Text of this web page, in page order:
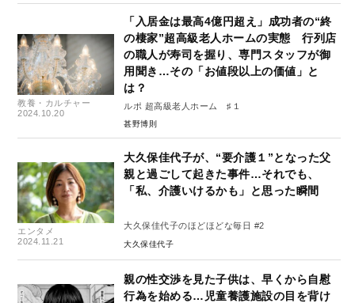
教養・カルチャー
2024.10.20
「入居金は最高4億円超え」成功者の“終
の棲家”超高級老人ホームの実態 行列店
の職人が寿司を握り、専門スタッフが御
用聞き…その「お値段以上の価値」と
は？
ルポ 超高級老人ホーム ♯１
甚野博則
エンタメ
2024.11.21
大久保佳代子が、“要介護１”となった父
親と過ごして起きた事件…それでも、
「私、介護いけるかも」と思った瞬間
大久保佳代子のほどほどな毎日 #2
大久保佳代子
親の性交渉を見た子供は、早くから自慰
行為を始める…児童養護施設の目を背け